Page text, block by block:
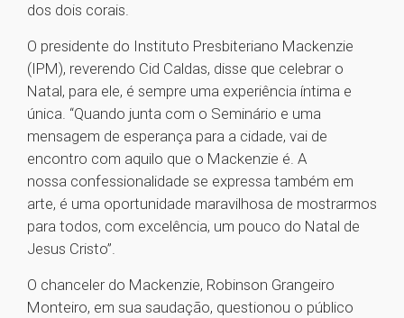
dos dois corais.
O presidente do Instituto Presbiteriano Mackenzie
(IPM), reverendo Cid Caldas, disse que celebrar o
Natal, para ele, é sempre uma experiência íntima e
única. “Quando junta com o Seminário e uma
mensagem de esperança para a cidade, vai de
encontro com aquilo que o Mackenzie é. A
nossa confessionalidade se expressa também em
arte, é uma oportunidade maravilhosa de mostrarmos
para todos, com excelência, um pouco do Natal de
Jesus Cristo”.
O chanceler do Mackenzie, Robinson Grangeiro
Monteiro, em sua saudação, questionou o público